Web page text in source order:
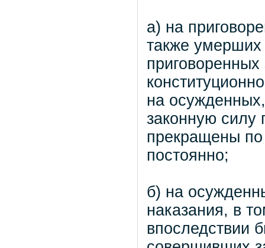
а) на
также
на
законную силу
прекращены
постоянно;
б) на
наказания, в
впоследствии